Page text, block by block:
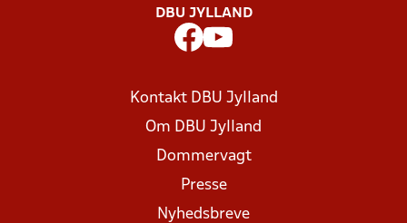
DBU JYLLAND
Kontakt DBU Jylland
Om DBU Jylland
Dommervagt
Presse
Nyhedsbreve